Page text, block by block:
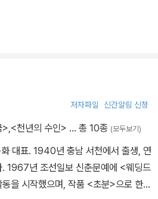
저자파일 신간알림 신청
>,<천년의 수인> … 총 10종 (모두보기)
충남 서천에서 출생, 연
1967년 조선일보 신춘문예에 <웨딩드
을 시작했으며, 작품 <초분>으로 한국